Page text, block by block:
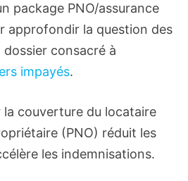
package PNO/assurance
approfondir la question des
consacré à
impayés.
couverture du locataire
(PNO) réduit les
les indemnisations.